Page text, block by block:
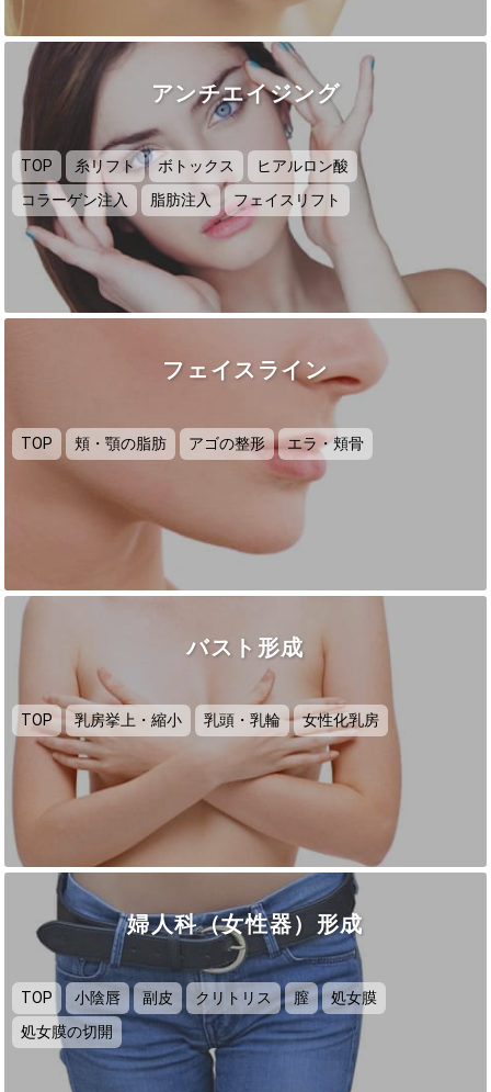
アンチエイジング
TOP 糸リフト ボトックス
ヒアルロン酸
コラーゲン注入
脂肪注入 フェイスリフト
フェイスライン
TOP 頬・顎の脂肪 アゴの整形 エラ・頬骨
バスト形成
TOP 乳房挙上・縮小 乳頭・乳輪 女性化乳房
婦人科（女性器）形成
TOP 小陰唇 副皮 クリトリス 膣
処女膜
処女膜の切開